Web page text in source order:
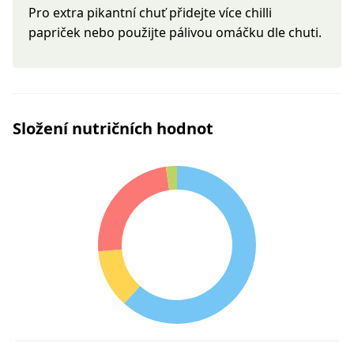
Pro extra pikantní chuť přidejte více chilli
papriček nebo použijte pálivou omáčku dle chuti.
Složení nutričních hodnot